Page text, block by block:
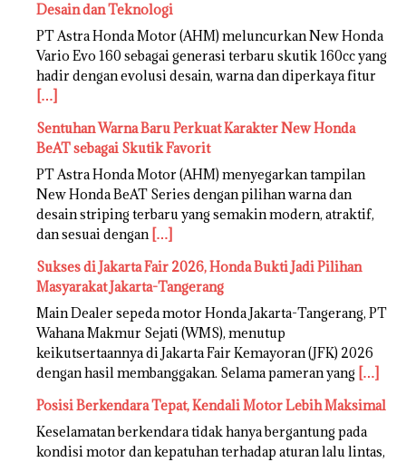
Desain dan Teknologi
PT Astra Honda Motor (AHM) meluncurkan New Honda
Vario Evo 160 sebagai generasi terbaru skutik 160cc yang
hadir dengan evolusi desain, warna dan diperkaya fitur
[…]
Sentuhan Warna Baru Perkuat Karakter New Honda
BeAT sebagai Skutik Favorit
PT Astra Honda Motor (AHM) menyegarkan tampilan
New Honda BeAT Series dengan pilihan warna dan
desain striping terbaru yang semakin modern, atraktif,
dan sesuai dengan […]
Sukses di Jakarta Fair 2026, Honda Bukti Jadi Pilihan
Masyarakat Jakarta-Tangerang
Main Dealer sepeda motor Honda Jakarta-Tangerang, PT
Wahana Makmur Sejati (WMS), menutup
keikutsertaannya di Jakarta Fair Kemayoran (JFK) 2026
dengan hasil membanggakan. Selama pameran yang […]
Posisi Berkendara Tepat, Kendali Motor Lebih Maksimal
Keselamatan berkendara tidak hanya bergantung pada
kondisi motor dan kepatuhan terhadap aturan lalu lintas,